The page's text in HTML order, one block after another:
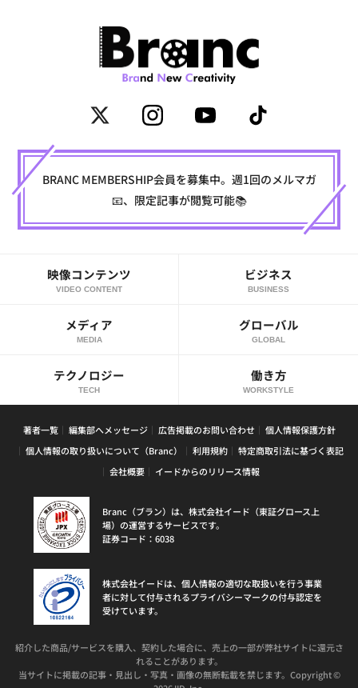
BRANC MEMBERSHIP会員を募集中。週1回のメルマガ
📧、限定記事が閲覧可能📚
映像コンテンツ
VIDEO CONTENT
ビジネス
BUSINESS
メディア
MEDIA
グローバル
GLOBAL
テクノロジー
TECH
働き方
WORKSTYLE
著者一覧 編集部へメッセージ 広告掲載のお問い合わせ
個人情報保護方針
個人情報の取り扱いについて（Branc）
利用規約
特定商取引法に基づく表記
会社概要
イードからのリリース情報
Branc（ブラン）は、株式会社イード（東証グロース上
場）の運営するサービスです。
証券コード：6038
株式会社イードは、個人情報の適切な取扱いを行う事業
者に対して付与されるプライバシーマークの付与認定を
受けています。
紹介した商品/サービスを購入、契約した場合に、売上の一部が弊社サイトに還元さ
れることがあります。
当サイトに掲載の記事・見出し・写真・画像の無断転載を禁じます。Copyright ©